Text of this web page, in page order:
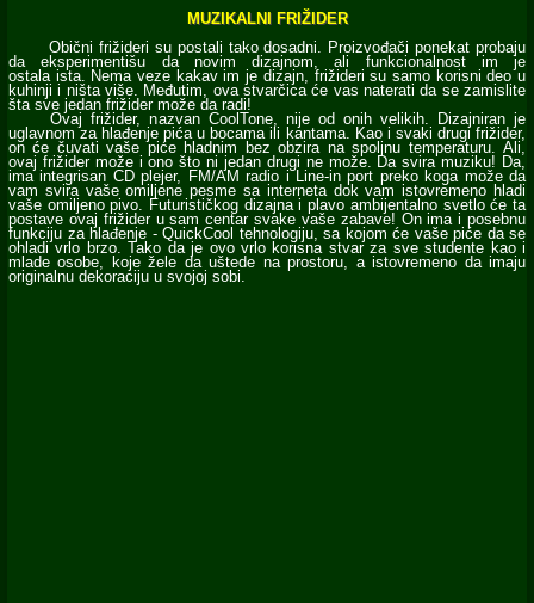
MUZIKALNI FRIŽIDER
Obični frižideri su postali tako dosadni. Proizvođači ponekat probaju
da eksperimentišu da novim dizajnom, ali funkcionalnost im je
ostala ista. Nema veze kakav im je dizajn, frižideri su samo korisni deo u
kuhinji i ništa više. Međutim, ova stvarčica će vas naterati da se zamislite
šta sve jedan frižider može da radi!
Ovaj frižider, nazvan CoolTone, nije od onih velikih. Dizajniran je
uglavnom za hlađenje pića u bocama ili kantama. Kao i svaki drugi frižider,
on će čuvati vaše piće hladnim bez obzira na spoljnu temperaturu. Ali,
ovaj frižider može i ono što ni jedan drugi ne može. Da svira muziku! Da,
ima integrisan CD plejer, FM/AM radio i Line-in port preko koga može da
vam svira vaše omiljene pesme sa interneta dok vam istovremeno hladi
vaše omiljeno pivo. Futurističkog dizajna i plavo ambijentalno svetlo će ta
postave ovaj frižider u sam centar svake vaše zabave! On ima i posebnu
funkciju za hlađenje - QuickCool tehnologiju, sa kojom će vaše piće da se
ohladi vrlo brzo. Tako da je ovo vrlo korisna stvar za sve studente kao i
mlade osobe, koje žele da uštede na prostoru, a istovremeno da imaju
originalnu dekoraciju u svojoj sobi.